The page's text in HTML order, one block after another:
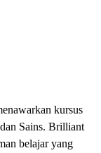
kursus
Sains. Brilliant
belajar yang